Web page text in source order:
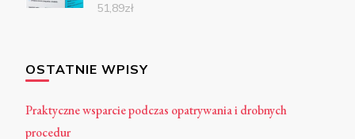
51,89zł
OSTATNIE WPISY
Praktyczne wsparcie podczas opatrywania i drobnych
procedur